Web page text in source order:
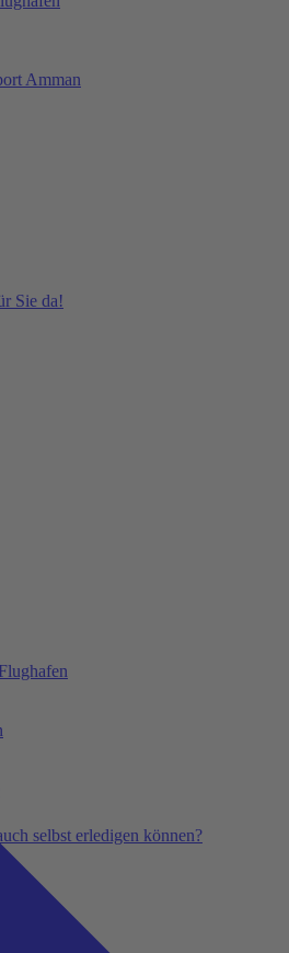
Sie da!
selbst erledigen können?
Amman